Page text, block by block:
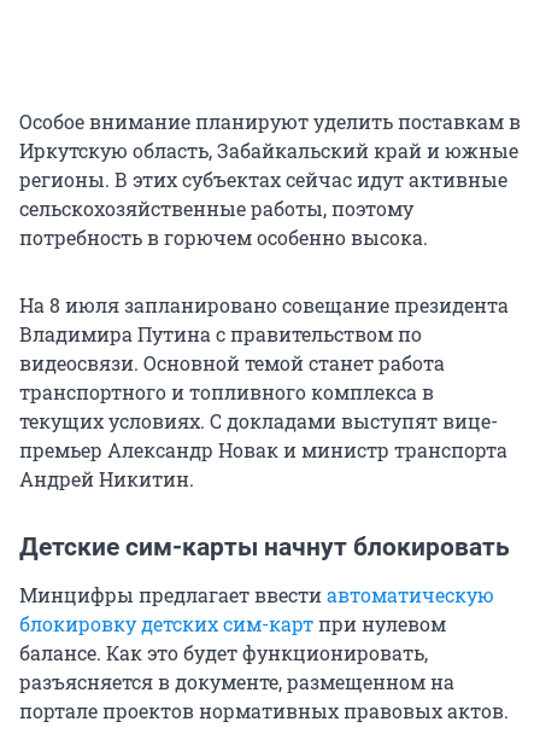
Особое внимание планируют уделить поставкам в
Иркутскую область, Забайкальский край и южные
регионы. В этих субъектах сейчас идут активные
сельскохозяйственные работы, поэтому
потребность в горючем особенно высока.
На 8 июля запланировано совещание президента
Владимира Путина с правительством по
видеосвязи. Основной темой станет работа
транспортного и топливного комплекса в
текущих условиях. С докладами выступят вице-
премьер Александр Новак и министр транспорта
Андрей Никитин.
Детские сим-карты начнут блокировать
Минцифры предлагает ввестиавтоматическую
блокировку детских сим-картпри нулевом
балансе. Как это будет функционировать,
разъясняется в документе, размещенном на
портале проектов нормативных правовых актов.